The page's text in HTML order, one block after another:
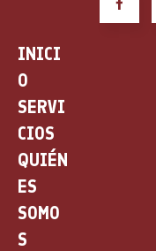
INICI
O
SERVI
CIOS
QUIÉN
ES
SOMO
S